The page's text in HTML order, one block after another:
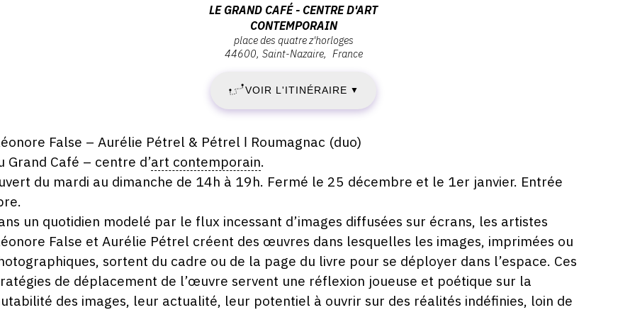
SAMEDI
26
OCTOBRE
2019
-
DIMANCHE
12
JANVIER
2020
d'art
contemporain,
Place
des
z'Horloges,
44600
Saint-
Nazaire
LE GRAND CAFÉ - CENTRE D'ART
CONTEMPORAIN
place des quatre z'horloges
44600 Saint-Nazaire France
VOIR L'ITINÉRAIRE ▼
False – Aurélie Pétrel & Pétrel ǀ Roumagnac (duo)
Grand Café – centre d’art contemporain.
du mardi au dimanche de 14h à 19h. Fermé le 25 décembre et le 1er janvier. Entrée
un quotidien modelé par le flux incessant d’images diffusées sur écrans, les artistes
False et Aurélie Pétrel créent des œuvres dans lesquelles les images, imprimées ou
sortent du cadre ou de la page du livre pour se déployer dans l’espace. Ces
de déplacement de l’œuvre servent une réflexion joueuse et poétique sur la
des images, leur actualité, leur potentiel à ouvrir sur des réalités indéfinies, loin de